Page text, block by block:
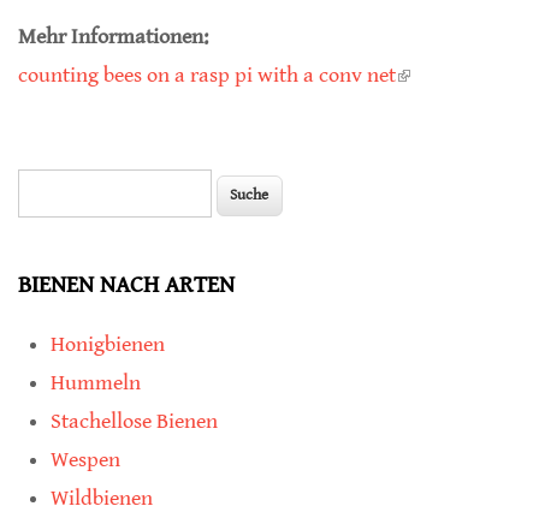
Mehr Informationen:
counting bees on a rasp pi with a conv net(link is
BIENEN NACH ARTEN
Honigbienen
Hummeln
Stachellose Bienen
Wespen
Wildbienen